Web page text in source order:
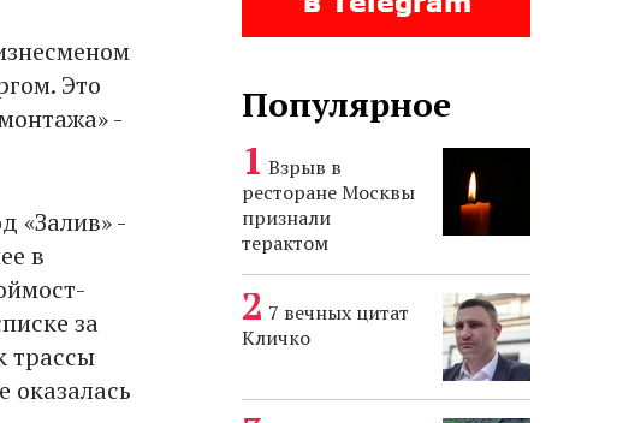
Это
-
«Залив» -
в
за
трассы
оказалась
Популярное
Взрыв в
ресторане Москвы
признали
терактом
7 вечных цитат
Кличко